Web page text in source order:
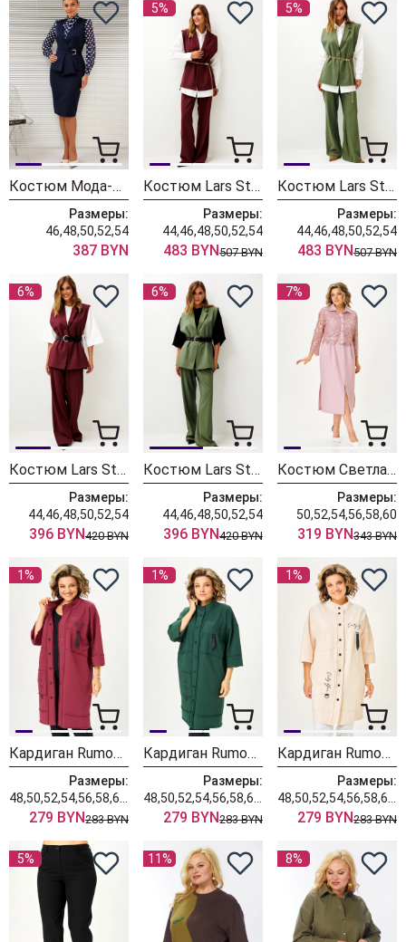
Костюм Мода-Юрс 26-2538 синий + крупный горох
Размеры:
46,48,50,52,54
387 BYN
5%
Костюм Lars Style 1246 оттенки бордо+молочного
Размеры:
44,46,48,50,52,54
483 BYN507 BYN
5%
Костюм Lars Style 1246/1 оттенки хвои+молочного
Размеры:
44,46,48,50,52,54
483 BYN507 BYN
6%
Костюм Lars Style 1247 оттенки бордо
Размеры:
44,46,48,50,52,54
396 BYN420 BYN
6%
Костюм Lars Style 1247/1 оттенки хвои
Размеры:
44,46,48,50,52,54
396 BYN420 BYN
7%
Костюм Светлана-Стиль 2380 розовый
Размеры:
50,52,54,56,58,60
319 BYN343 BYN
1%
Кардиган Rumoda 2019 бордовый
Размеры:
279 BYN283 BYN
1%
Кардиган Rumoda 2019 темно-зеленый
Размеры:
279 BYN283 BYN
1%
Кардиган Rumoda 2019 экрю
Размеры:
279 BYN283 BYN
5% 11% 8%